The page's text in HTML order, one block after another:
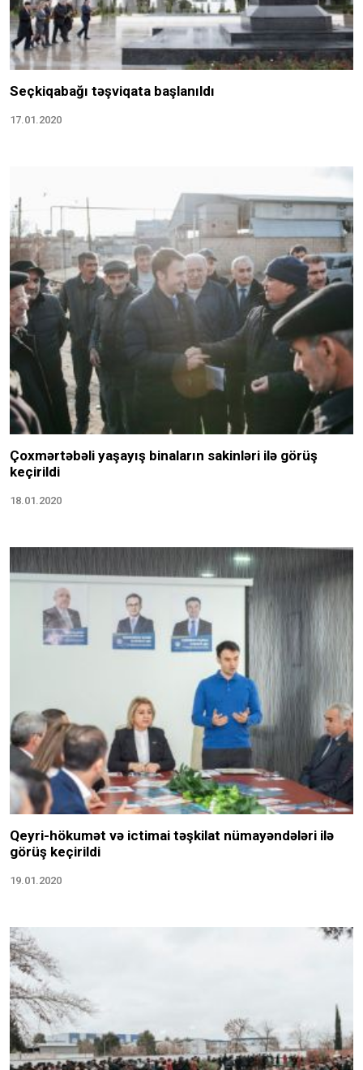
Seçkiqabağı təşviqata başlanıldı
17.01.2020
Çoxmərtəbəli yaşayış binaların sakinləri ilə görüş
keçirildi
18.01.2020
Qeyri-hökumət və ictimai təşkilat nümayəndələri ilə
görüş keçirildi
19.01.2020